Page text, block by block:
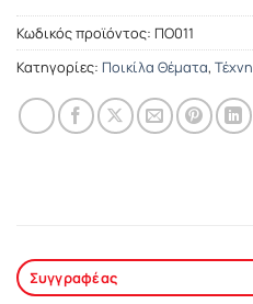
Κωδικός προϊόντος: ΠΟ011
Κατηγορίες: Ποικίλα Θέματα, Τέχνη
Συγγραφέας